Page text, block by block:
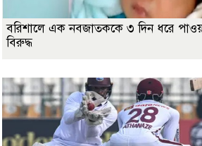
বরিশালে এক নবজাতককে ৩ দিন ধরে
বিরুদ্ধ